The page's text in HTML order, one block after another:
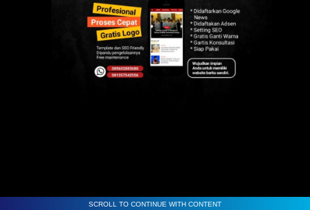
SCROLL TO CONTINUE WITH CONTENT